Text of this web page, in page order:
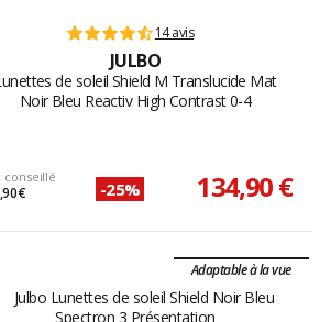
14 avis
JULBO
de soleil Shield M Translucide Mat
Noir Bleu Reactiv High Contrast 0-4
conseillé
€ -25% 134,90 €
Adaptable à la vue